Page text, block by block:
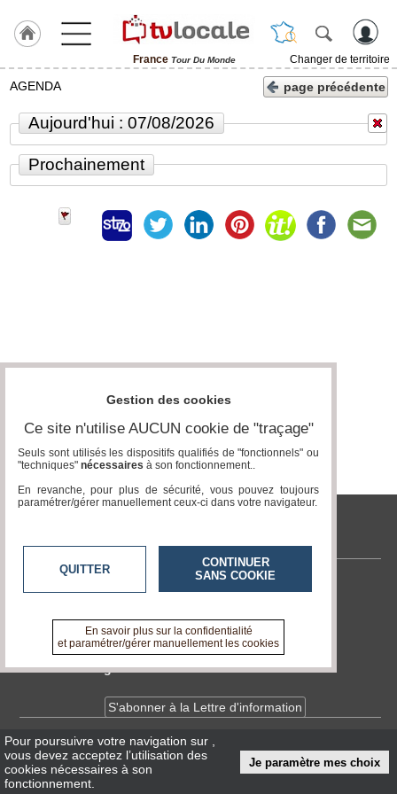
France Tour Du Monde
Changer de territoire
J'adhère
TvLocale
France
Prémium
Inscription
annuaire
Accès
AGENDA page précédente
Aujourd'hui : 07/08/2026
Prochainement
tvlocale.fr
Contactez-nous
A propos de tvlocale.fr
Devenir délégué
S'abonner à la Lettre d'information
InfosCNIL/RGPD
Conditions Générales d'Utilisation
Pour poursuivre votre navigation sur
vous devez acceptez l’utilisation des
cookies nécessaires à son
fonctionnement.
Je paramètre mes choix
Gestion des cookies
Ce site n'utilise AUCUN cookie de "traçage"
Seuls sont utilisés les dispositifs qualifiés de "fonctionnels" ou
"techniques" nécessaires à son fonctionnement..
En revanche, pour plus de sécurité, vous pouvez toujours
paramétrer/gérer manuellement ceux-ci dans votre navigateur.
QUITTER
CONTINUER
SANS COOKIE
En savoir plus sur la confidentialité
et paramétrer/gérer manuellement les cookies